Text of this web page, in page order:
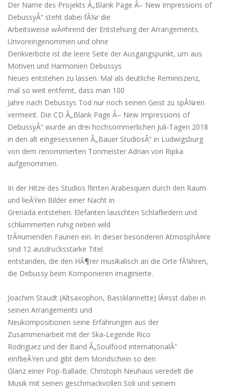
Der Name des Projekts Â„Blank Page Â– New Impressions of
DebussyÂ“ steht dabei fÃ¼r die
Arbeitsweise wÃ¤hrend der Entstehung der Arrangements.
Unvoreingenommen und ohne
Denkverbote ist die leere Seite der Ausgangspunkt, um aus
Motiven und Harmonien Debussys
Neues entstehen zu lassen. Mal als deutliche Reminiszenz,
mal so weit entfernt, dass man 100
Jahre nach Debussys Tod nur noch seinen Geist zu spÃ¼ren
vermeint. Die CD Â„Blank Page Â– New Impressions of
DebussyÂ“ wurde an drei hochsommerlichen Juli-Tagen 2018
in den alt eingesessenen Â„Bauer StudiosÂ“ in Ludwigsburg
von dem renommierten Tonmeister Adrian von Ripka
aufgenommen.
In der Hitze des Studios flirrten Arabesquen durch den Raum
und lieÃŸen Bilder einer Nacht in
Grenada entstehen. Elefanten lauschten Schlafliedern und
schlummerten ruhig neben wild
trÃ¤umenden Faunen ein. In dieser besonderen AtmosphÃ¤re
sind 12 ausdrucksstarke Titel
entstanden, die den HÃ¶rer musikalisch an die Orte fÃ¼hren,
die Debussy beim Komponieren imaginierte.
Joachim Staudt (Altsaxophon, Bassklarinette) lÃ¤sst dabei in
seinen Arrangements und
Neukompositionen seine Erfahrungen aus der
Zusammenarbeit mit der Ska-Legende Rico
Rodriguez und der Band Â„Soulfood internationalÂ“
einflieÃŸen und gibt dem Mondschein so den
Glanz einer Pop-Ballade. Christoph Neuhaus veredelt die
Musik mit seinen geschmackvollen Soli und seinem